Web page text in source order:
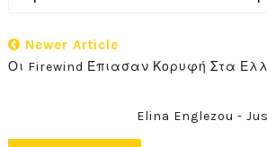
Newer Article
Οι Firewind Έπιασαν Κορυφή Στα
Elina Englezou -